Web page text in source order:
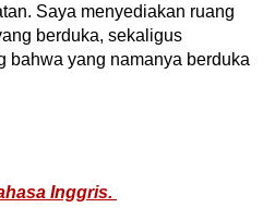
Saya menyediakan ruang
berduka, sekaligus
bahwa yang namanya berduka
Inggris.